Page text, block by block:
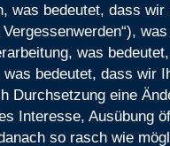
bedeutet, dass
was
bedeutet, dass wir
eine
Interesse,
so rasch wie